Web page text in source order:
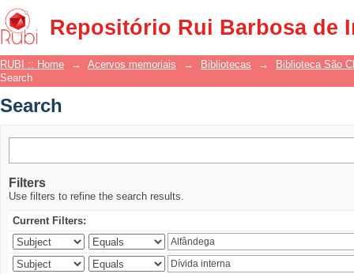
Repositório Rui Barbosa de
Search
RUBI :: Home → Acervos memoriais → Bibliotecas →
Biblioteca São
Search
Search
Filters
Use filters to refine the search results.
Current Filters: